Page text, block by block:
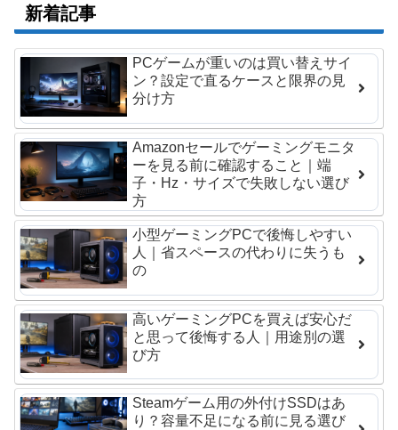
新着記事
PCゲームが重いのは買い替えサイ
ン？設定で直るケースと限界の見
分け方
Amazonセールでゲーミングモニタ
ーを見る前に確認すること｜端
子・Hz・サイズで失敗しない選び
方
小型ゲーミングPCで後悔しやすい
人｜省スペースの代わりに失うも
の
高いゲーミングPCを買えば安心だ
と思って後悔する人｜用途別の選
び方
Steamゲーム用の外付けSSDはあ
り？容量不足になる前に見る選び